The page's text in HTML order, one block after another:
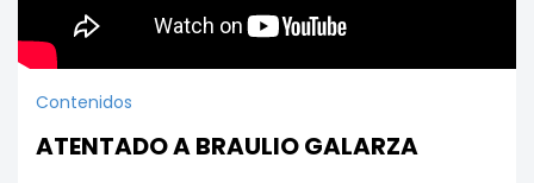
Contenidos
ATENTADO A BRAULIO GALARZA